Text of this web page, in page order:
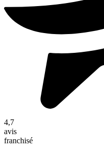
4,7
avis
franchisé